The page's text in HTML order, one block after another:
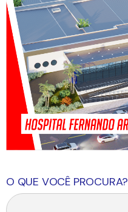
O QUE VOCÊ PROCURA?